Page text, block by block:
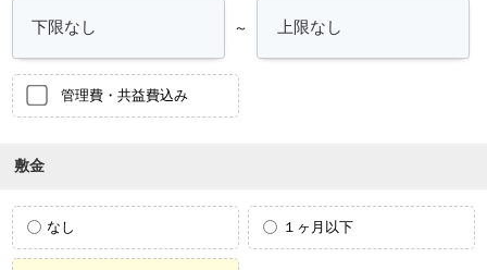
～
管理費・共益費込み
敷金
なし １ヶ月以下